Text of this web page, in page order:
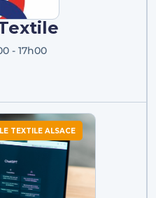
- 17h00
TEXTILE ALSACE